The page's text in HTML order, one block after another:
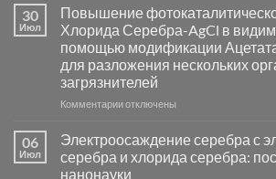
Пламенный
синтез
катализаторов
и
сенсоров
на
основе
группы
30
Июл
Повышение
Хлорида Серебра-AgCl в
помощью модификации
для разложения нескольких
загрязнителей
Комментариик
фотокаталитической
активности
отключены
06
Июл
Электроосаждение серебра с
серебра и хлорида серебра:
нанонауки